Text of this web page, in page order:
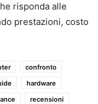
risponda alle
prestazioni, costo
confronto
hardware
recensioni